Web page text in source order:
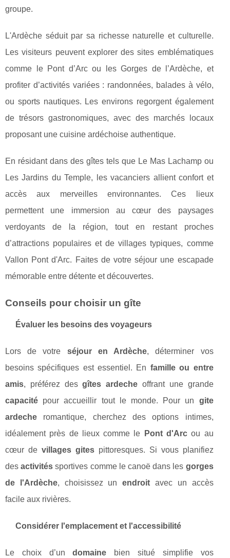
groupe.
L'Ardèche séduit par sa richesse naturelle et culturelle.
Les visiteurs peuvent explorer des sites emblématiques
comme le Pont d’Arc ou les Gorges de l’Ardèche, et
profiter d’activités variées : randonnées, balades à vélo,
ou sports nautiques. Les environs regorgent également
de trésors gastronomiques, avec des marchés locaux
proposant une cuisine ardéchoise authentique.
En résidant dans des gîtes tels que Le Mas Lachamp ou
Les Jardins du Temple, les vacanciers allient confort et
accès aux merveilles environnantes. Ces lieux
permettent une immersion au cœur des paysages
verdoyants de la région, tout en restant proches
d’attractions populaires et de villages typiques, comme
Vallon Pont d'Arc. Faites de votre séjour une escapade
mémorable entre détente et découvertes.
Conseils pour choisir un gîte
Évaluer les besoins des voyageurs
Lors de votre séjour en Ardèche, déterminer vos
besoins spécifiques est essentiel. En famille ou entre
amis, préférez desgîtes ardeche offrant une grande
capacité pour accueillir tout le monde. Pour un gite
ardeche romantique, cherchez des options intimes,
idéalement près de lieux comme le
Pont d'Arc ou au
cœur de villages gitespittoresques. Si vous planifiez
desactivités sportives comme le canoë dans les gorges
de l'Ardèche, choisissez unendroit avec un accès
facile aux rivières.
Considérer l'emplacement et l'accessibilité
Le choix d’undomaine bien situé simplifie vos